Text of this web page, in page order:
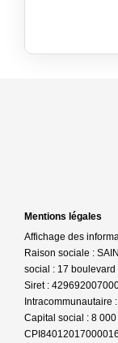
Mentions légales
Affichage des
Raison sociale :
social : 17
Siret :
Intracommunautaire
Capital social : 8